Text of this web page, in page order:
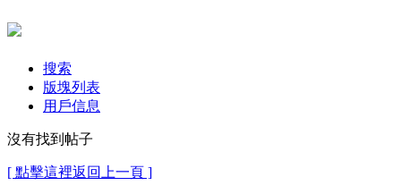
搜索
版塊列表
用戶信息
沒有找到帖子
[ 點擊這裡返回上一頁 ]